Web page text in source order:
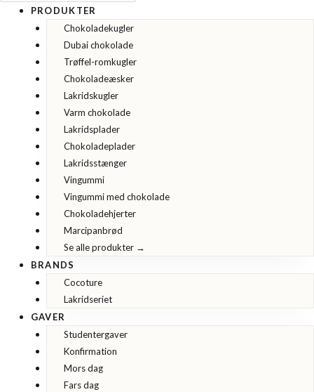
PRODUKTER
Chokoladekugler
Dubai chokolade
Trøffel-romkugler
Chokoladeæsker
Lakridskugler
Varm chokolade
Lakridsplader
Chokoladeplader
Lakridsstænger
Vingummi
Vingummi med chokolade
Chokoladehjerter
Marcipanbrød
Se alle produkter →
BRANDS
Cocoture
Lakridseriet
GAVER
Studentergaver
Konfirmation
Mors dag
Fars dag